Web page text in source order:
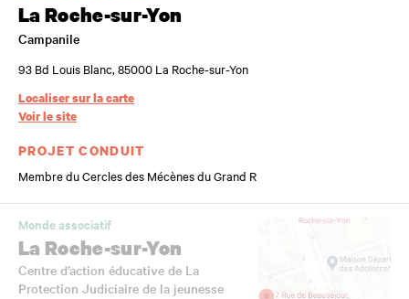
La Roche-sur-Yon
Campanile
93 Bd Louis Blanc, 85000 La Roche-sur-Yon
Localiser sur la carte
Voir le site
PROJET CONDUIT
Membre du Cercles des Mécènes du Grand R
Monde associatif
La Roche-sur-Yon
Centre d’action éducative de La
Protection Judiciaire de la jeunesse